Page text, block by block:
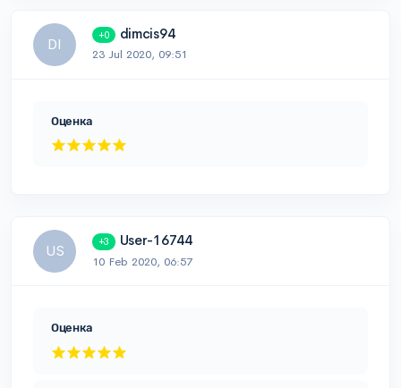
DI
+0 dimcis94
23 Jul 2020, 09:51
Оценка
US
+3 User-16744
10 Feb 2020, 06:57
Оценка